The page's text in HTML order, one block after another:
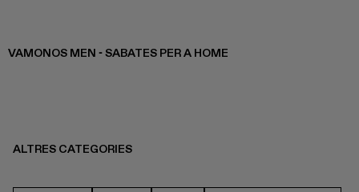
VAMONOS MEN - SABATES PER A HOME
ALTRES CATEGORIES